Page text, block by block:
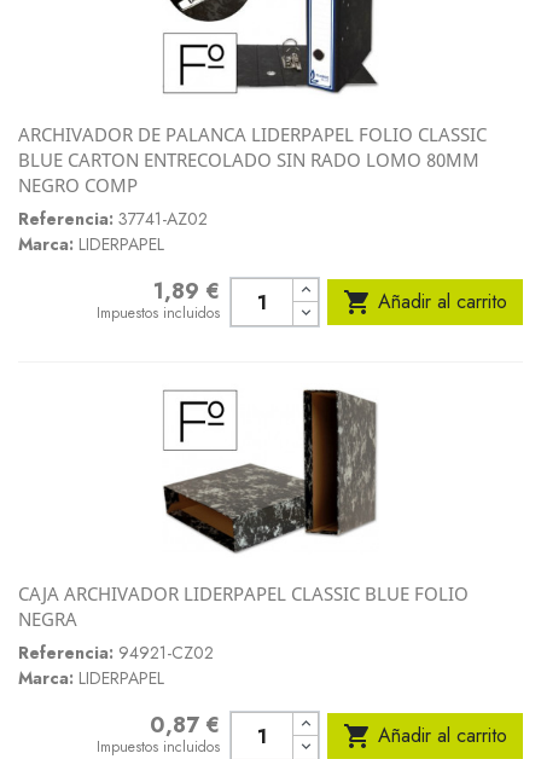
ARCHIVADOR DE PALANCA LIDERPAPEL FOLIO CLASSIC
BLUE CARTON ENTRECOLADO SIN RADO LOMO 80MM
NEGRO COMP
Referencia: 37741-AZ02
Marca: LIDERPAPEL
1,89 €
Impuestos incluidos  Añadir al carrito
CAJA ARCHIVADOR LIDERPAPEL CLASSIC BLUE FOLIO
NEGRA
Referencia: 94921-CZ02
Marca: LIDERPAPEL
0,87 €
Impuestos incluidos  Añadir al carrito